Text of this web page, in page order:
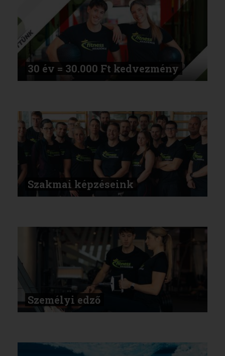
30 év = 30.000 Ft kedvezmény
Szakmai képzéseink
Személyi edző